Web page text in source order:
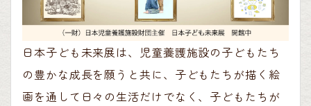
日本子ども未来展は、児童養護施設の子どもたち
の豊かな成長を願うと共に、子どもたちが描く絵
画を通して日々の生活だけでなく、子どもたちが